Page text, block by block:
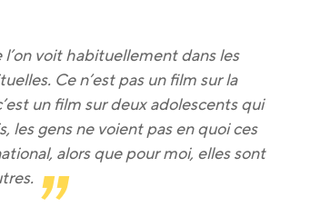
voit habituellement dans les
Ce n’est pas un film sur la
un film sur deux adolescents qui
les gens ne voient pas en quoi ces
alors que pour moi, elles sont